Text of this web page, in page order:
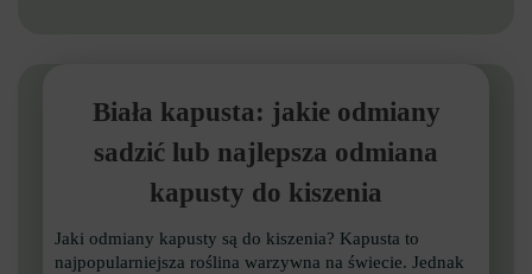
Biała kapusta: jakie odmiany
sadzić lub najlepsza odmiana
kapusty do kiszenia
Jaki odmiany kapusty są do kiszenia? Kapusta to
najpopularniejsza roślina warzywna na świecie. Jednak